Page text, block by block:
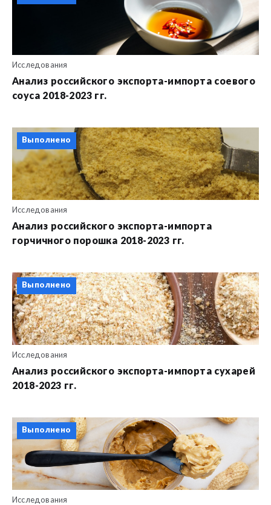
Исследования
Анализ российского экспорта-импорта соевого
соуса 2018-2023 гг.
Выполнено
Исследования
Анализ российского экспорта-импорта
горчичного порошка 2018-2023 гг.
Выполнено
Исследования
Анализ российского экспорта-импорта сухарей
2018-2023 гг.
Выполнено
Исследования